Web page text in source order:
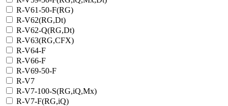
R-V61-50-F(RG)
R-V62(RG,Dt)
R-V62-Q(RG,Dt)
R-V63(RG,CFX)
R-V64-F
R-V66-F
R-V69-50-F
R-V7
R-V7-100-S(RG,iQ,Mx)
R-V7-F(RG,iQ)